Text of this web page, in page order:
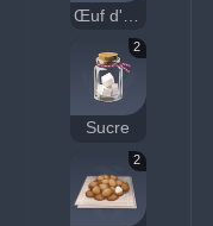
2
Sucre
2